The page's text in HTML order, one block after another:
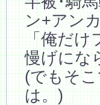
ン+アン
「俺だ
慢げにな
(でもそ
は。)